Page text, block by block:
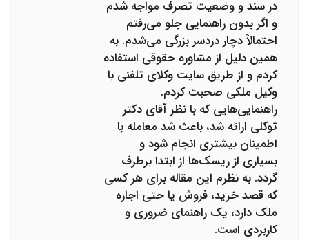
در سند و وضعیت تصرف مواجه شدم
و اگر بدون راهنمایی جلو می‌رفتم
احتمالاً دچار دردسر بزرگی می‌شدم. به
همین دلیل از مشاوره حقوقی استفاده
کردم و از طریق سایت وکلای تلفنی با
وکیل ملکی صحبت کردم.
راهنمایی‌هایی که با نظر آقای دکتر
توکلی ارائه شد، باعث شد معامله با
اطمینان بیشتری انجام شود و
بسیاری از ریسک‌ها از ابتدا برطرف
گردد. به نظرم این مقاله برای هر کسی
که قصد خرید، فروش یا حتی اجاره
ملک دارد، یک راهنمای ضروری و
کاربردی است.